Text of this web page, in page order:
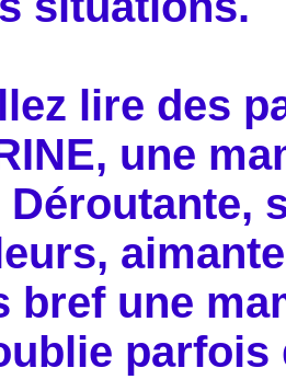
lire des
une
Déroutante,
bref une
parfois